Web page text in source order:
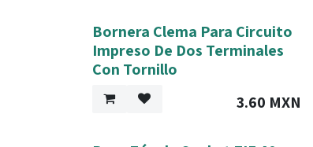
Bornera Clema Para Circuito
Impreso De Dos Terminales
Con Tornillo
3.60 MXN